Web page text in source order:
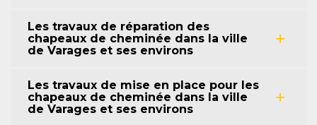
Les travaux de réparation des
chapeaux de cheminée dans la ville
de Varages et ses environs
Les travaux de mise en place pour les
chapeaux de cheminée dans la ville
de Varages et ses environs